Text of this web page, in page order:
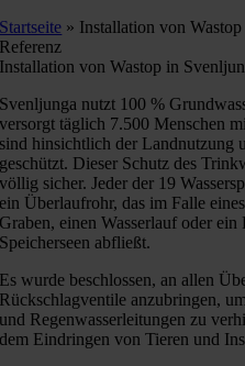
Startseite » Installation von
Referenz
Installation von Wastop in
Svenljunga nutzt 100 %
versorgt täglich 7.500 Menschen
sind hinsichtlich der Landnutzung
geschützt. Dieser Schutz des
völlig sicher. Jeder der 19
ein Überlaufrohr, das im Falle
Graben, einen Wasserlauf oder ein
Speicherseen abfließt.
Es wurde beschlossen, an allen
Rückschlagventile anzubringen,
und Regenwasserleitungen zu
dem Eindringen von Tieren und